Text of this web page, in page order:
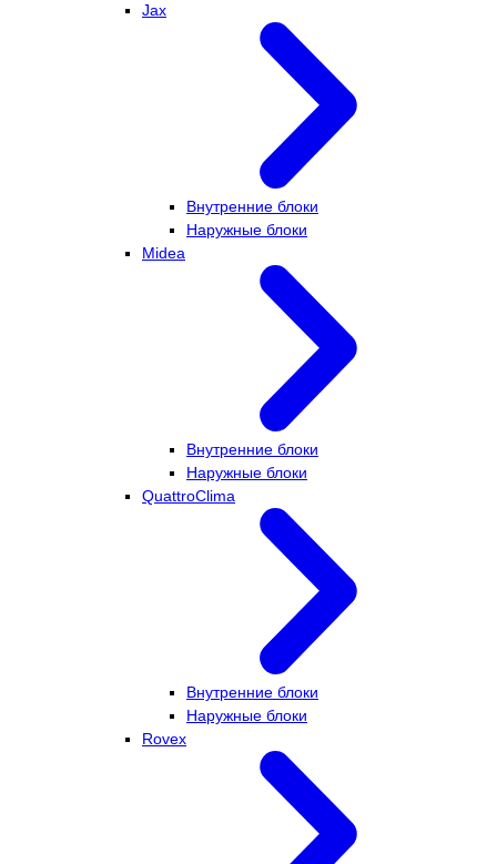
Jax
Внутренние блоки
Наружные блоки
Midea
Внутренние блоки
Наружные блоки
QuattroClima
Внутренние блоки
Наружные блоки
Rovex